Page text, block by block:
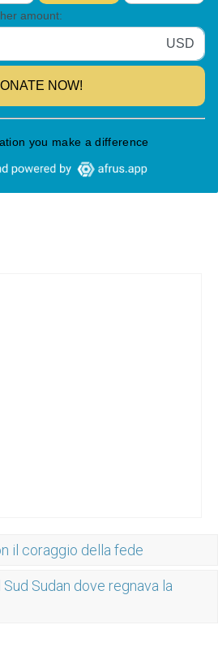
il coraggio della fede
Sudan dove regnava la